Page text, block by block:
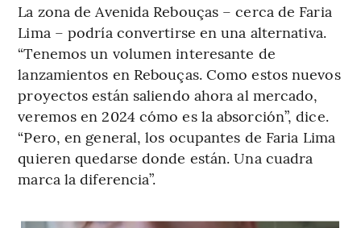
La zona de Avenida Rebouças – cerca de Faria
Lima – podría convertirse en una alternativa.
“Tenemos un volumen interesante de
lanzamientos en Rebouças. Como estos nuevos
proyectos están saliendo ahora al mercado,
veremos en 2024 cómo es la absorción”, dice.
“Pero, en general, los ocupantes de Faria Lima
quieren quedarse donde están. Una cuadra
marca la diferencia”.